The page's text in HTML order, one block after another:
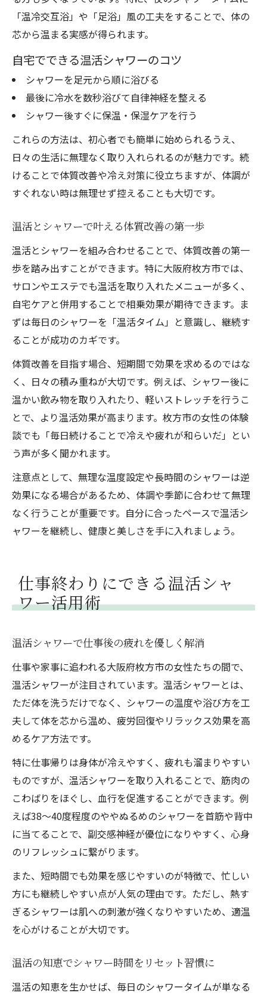
「温冷交互浴」や「足浴」風の工夫をすることで、体の
芯から温まる実感が得られます。
自宅でできる温活シャワーのコツ
シャワーを足元から順に浴びる
最後に冷水を数秒浴びて自律神経を整える
シャワー後すぐに保温・保湿ケアを行う
これらの方法は、初心者でも簡単に始められるうえ、
日々の生活に無理なく取り入れられるのが魅力です。続
けることで体質改善や冷え対策に役立ちますが、体調が
すぐれない時は無理せず控えることも大切です。
温活とシャワーで叶える体質改善の第一歩
温活とシャワーを組み合わせることで、体質改善の第一
歩を踏み出すことができます。特に大阪府枚方市では、
サロンやエステでも温活を取り入れたメニューが多く、
自宅ケアと併用することで相乗効果が期待できます。ま
ずは毎日のシャワーを「温活タイム」と意識し、継続す
ることが成功のカギです。
体質改善を目指す場合、短期間で効果を求めるのではな
く、日々の積み重ねが大切です。例えば、シャワー後に
温かい飲み物を取り入れたり、軽いストレッチを行うこ
とで、より温活効果が高まります。枚方市の女性の体験
談でも「毎日続けることで冷えや疲れが和らいだ」とい
う声が多く聞かれます。
注意点として、無理な温度設定や長時間のシャワーは逆
効果になる場合があるため、体調や季節に合わせて無理
なく行うことが重要です。自分に合ったペースで温活シ
ャワーを継続し、健康と美しさを手に入れましょう。
仕事終わりにできる温活シャ
ワー活用術
温活シャワーで仕事後の疲れを優しく解消
仕事や家事に追われる大阪府枚方市の女性たちの間で、
温活シャワーが注目されています。温活シャワーとは、
ただ体を洗うだけでなく、シャワーの温度や浴び方を工
夫して体を芯から温め、疲労回復やリラックス効果を高
めるケア方法です。
特に仕事帰りは身体が冷えやすく、疲れも溜まりやすい
ものですが、温活シャワーを取り入れることで、筋肉の
こわばりをほぐし、血行を促進することができます。例
えば38〜40度程度のややぬるめのシャワーを首筋や背中
に当てることで、副交感神経が優位になりやすく、心身
のリフレッシュに繋がります。
また、短時間でも効果を感じやすいのが特徴で、忙しい
方にも継続しやすい点が人気の理由です。ただし、熱す
ぎるシャワーは肌への刺激が強くなりやすいため、適温
を心がけることが大切です。
温活の知恵でシャワー時間をリセット習慣に
温活の知恵を生かせば、毎日のシャワータイムが単なる